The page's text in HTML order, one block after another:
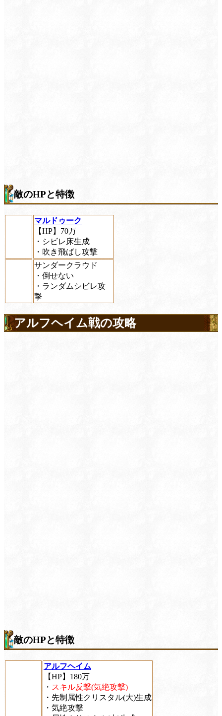
敵のHPと特徴
マルドゥーク
【HP】70万
・シビレ床生成
・吹き飛ばし攻撃
サンダークラウド
・倒せない
・ランダムシビレ攻
撃
アルフヘイム戦の攻略
敵のHPと特徴
アルフヘイム
【HP】180万
・ スキル反撃(気絶攻撃)
・先制属性クリスタル(大)生成
・気絶攻撃